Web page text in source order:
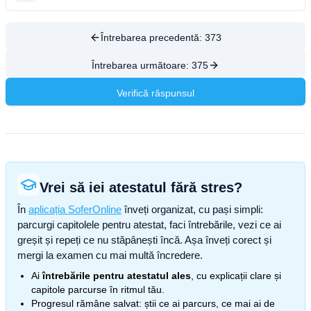
Întrebarea precedentă: 373
Întrebarea următoare: 375
Verifică răspunsul
Vrei să iei atestatul fără stres?
În aplicația SoferOnline înveți organizat, cu pași simpli:
parcurgi capitolele pentru atestat, faci întrebările, vezi ce ai
greșit și repeți ce nu stăpânești încă. Așa înveți corect și
mergi la examen cu mai multă încredere.
Aiîntrebările pentru atestatul ales , cu explicații clare și
capitole parcurse în ritmul tău.
Progresul rămâne salvat: știi ce ai parcurs, ce mai ai de